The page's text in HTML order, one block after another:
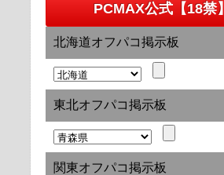
PCMAX公式【18禁】
北海道オフパコ掲示板
東北オフパコ掲示板
関東オフパコ掲示板